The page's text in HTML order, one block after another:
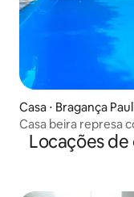
Casa ⋅ Bragança
Casa beira represa
Locações